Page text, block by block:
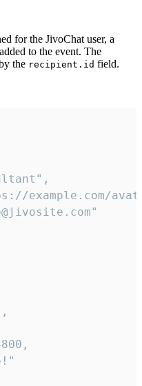
for the JivoChat user, a
to the event. The
the recipient.id field.